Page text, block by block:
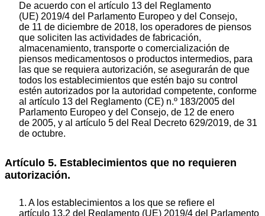
De acuerdo con el artículo 13 del Reglamento
(UE) 2019/4 del Parlamento Europeo y del Consejo,
de 11 de diciembre de 2018, los operadores de piensos
que soliciten las actividades de fabricación,
almacenamiento, transporte o comercialización de
piensos medicamentosos o productos intermedios, para
las que se requiera autorización, se asegurarán de que
todos los establecimientos que estén bajo su control
estén autorizados por la autoridad competente, conforme
al artículo 13 del Reglamento (CE) n.º 183/2005 del
Parlamento Europeo y del Consejo, de 12 de enero
de 2005, y al artículo 5 del Real Decreto 629/2019, de 31
de octubre.
Artículo 5. Establecimientos que no requieren
autorización.
1. A los establecimientos a los que se refiere el
artículo 13.2 del Reglamento (UE) 2019/4 del Parlamento